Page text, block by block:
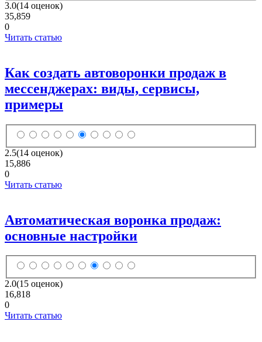
3.0(14 оценок)
35,859
0
Читать статью
Как создать автоворонки продаж в
мессенджерах: виды, сервисы,
примеры
2.5(14 оценок)
15,886
0
Читать статью
Автоматическая воронка продаж:
основные настройки
2.0(15 оценок)
16,818
0
Читать статью